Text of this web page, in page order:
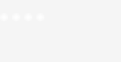
com a cozinha,